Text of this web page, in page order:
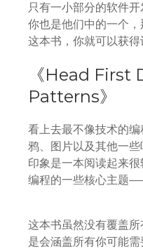
只有一小部分的软件
你也是他们中的一个
这本书，你就可以获得
《Head First
Patterns》
看上去最不像技术的
鸦、图片以及其他一
印象是一本阅读起来
编程的一些核心主题
这本书虽然没有覆盖
是会涵盖所有你可能需